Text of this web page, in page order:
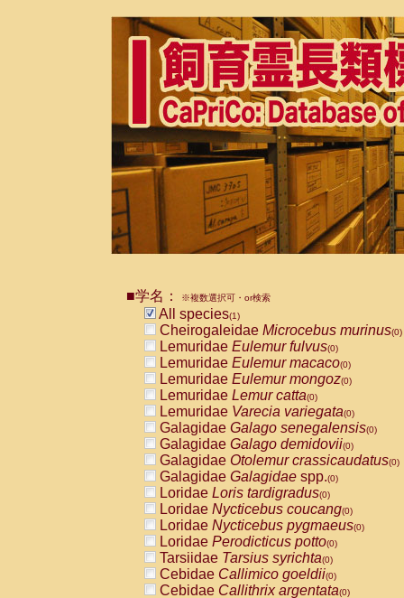
■学名： ※複数選択可・or検索
All species(1)
Cheirogaleidae Microcebus murinus(0)
Lemuridae Eulemur fulvus(0)
Lemuridae Eulemur macaco(0)
Lemuridae Eulemur mongoz(0)
Lemuridae Lemur catta(0)
Lemuridae Varecia variegata(0)
Galagidae Galago senegalensis(0)
Galagidae Galago demidovii(0)
Galagidae Otolemur crassicaudatus(0)
Galagidae Galagidae spp.(0)
Loridae Loris tardigradus(0)
Loridae Nycticebus coucang(0)
Loridae Nycticebus pygmaeus(0)
Loridae Perodicticus potto(0)
Tarsiidae Tarsius syrichta(0)
Cebidae Callimico goeldii(0)
Cebidae Callithrix argentata(0)